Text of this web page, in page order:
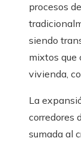
procesos
siendo
mixtos que
vivienda,
La
corredores
sumada al